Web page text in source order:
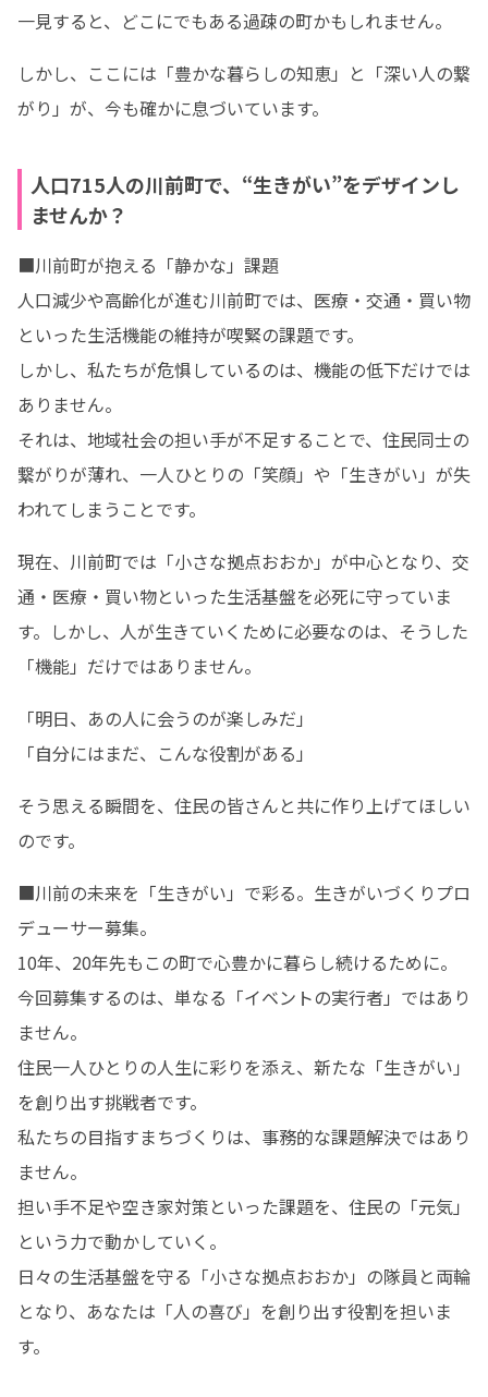
一見すると、どこにでもある過疎の町かもしれません。
しかし、ここには「豊かな暮らしの知恵」と「深い人の繋
がり」が、今も確かに息づいています。
人口715人の川前町で、“生きがい”をデザインし
ませんか？
■川前町が抱える「静かな」課題
人口減少や高齢化が進む川前町では、医療・交通・買い物
といった生活機能の維持が喫緊の課題です。
しかし、私たちが危惧しているのは、機能の低下だけでは
ありません。
それは、地域社会の担い手が不足することで、住民同士の
繋がりが薄れ、一人ひとりの「笑顔」や「生きがい」が失
われてしまうことです。
現在、川前町では「小さな拠点おおか」が中心となり、交
通・医療・買い物といった生活基盤を必死に守っていま
す。しかし、人が生きていくために必要なのは、そうした
「機能」だけではありません。
「明日、あの人に会うのが楽しみだ」
「自分にはまだ、こんな役割がある」
そう思える瞬間を、住民の皆さんと共に作り上げてほしい
のです。
■川前の未来を「生きがい」で彩る。生きがいづくりプロ
デューサー募集。
10年、20年先もこの町で心豊かに暮らし続けるために。
今回募集するのは、単なる「イベントの実行者」ではあり
ません。
住民一人ひとりの人生に彩りを添え、新たな「生きがい」
を創り出す挑戦者です。
私たちの目指すまちづくりは、事務的な課題解決ではあり
ません。
担い手不足や空き家対策といった課題を、住民の「元気」
という力で動かしていく。
日々の生活基盤を守る「小さな拠点おおか」の隊員と両輪
となり、あなたは「人の喜び」を創り出す役割を担いま
す。